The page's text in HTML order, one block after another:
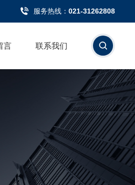
服务热线： 021-31262808
言 联系我们